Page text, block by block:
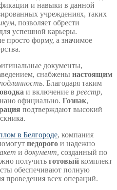
и навыки в данной
учреждениях, таких
, позволяет обрести
успешной карьеры.
просто форму, а значимое
документы,
снабжены настоящим
. Благодаря таким
и включение в реестр,
официально. Гознак,
подтверждают высокий
в Белгороде, компания
недорого и надежно
и документ, созданный по
получить готовый комплект
обеспечивают полную
проведения всех операций.